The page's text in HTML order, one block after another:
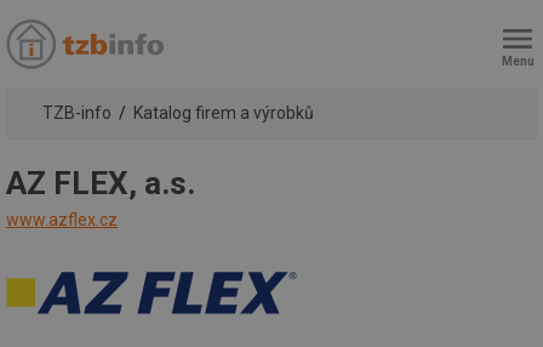
Menu
TZB-info Katalog firem a výrobků
AZ FLEX, a.s.
www.azflex.cz